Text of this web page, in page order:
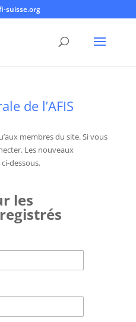
suisse.org
de l’AFIS
membres du site. Si vous
Les nouveaux
dessous.
les